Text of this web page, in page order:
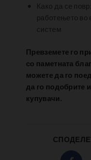
Како да се
работењето во
систем
Превземете го
со паметната
можете да го
да го подобрите
купувачи.